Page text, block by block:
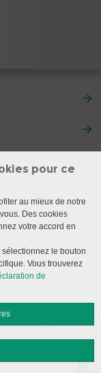
des données
pour ce
au mieux de notre
Des cookies
votre accord en
le bouton
Vous trouverez
de